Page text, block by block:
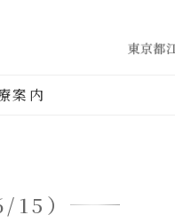
案内
15）